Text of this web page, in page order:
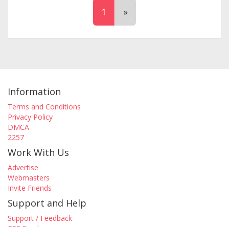
1 »
Information
Terms and Conditions
Privacy Policy
DMCA
2257
Work With Us
Advertise
Webmasters
Invite Friends
Support and Help
Support / Feedback